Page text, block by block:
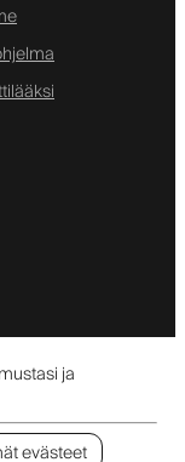
ja
evästeet